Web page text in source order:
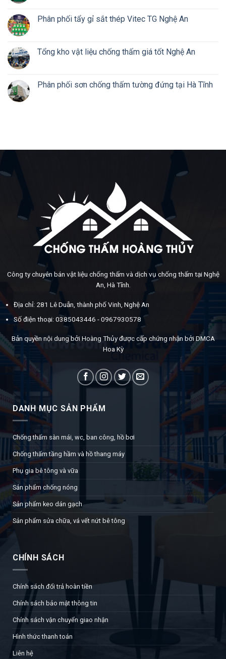
Phân phối tẩy gỉ sắt thép Vitec TG Nghệ An
Tổng kho vật liệu chống thấm giá tốt Nghệ An
Phân phối sơn chống thấm tường đứng tại Hà Tĩnh
Công ty chuyên bán vật liệu chống thấm và dịch vụ chống thấm tại Nghệ
An, Hà Tĩnh.
Địa chỉ: 281 Lê Duẫn, thành phố Vinh, Nghệ An
Số điện thoại: 0385043446 - 0967930578
Bản quyền nội dung bởi Hoàng Thủy được cấp chứng nhận bởi DMCA
Hoa Kỳ
DANH MỤC SẢN PHẨM
Chống thấm sàn mái, wc, ban công, hồ bơi
Chống thấm tầng hầm và hồ thang máy
Phụ gia bê tông và vữa
Sản phẩm chống nóng
Sản phẩm keo dán gạch
Sản phẩm sửa chữa, vá vết nứt bê tông
CHÍNH SÁCH
Chính sách đổi trả hoàn tiền
Chính sách bảo mật thông tin
Chính sách vận chuyển giao nhận
Hình thức thanh toán
Liên hệ